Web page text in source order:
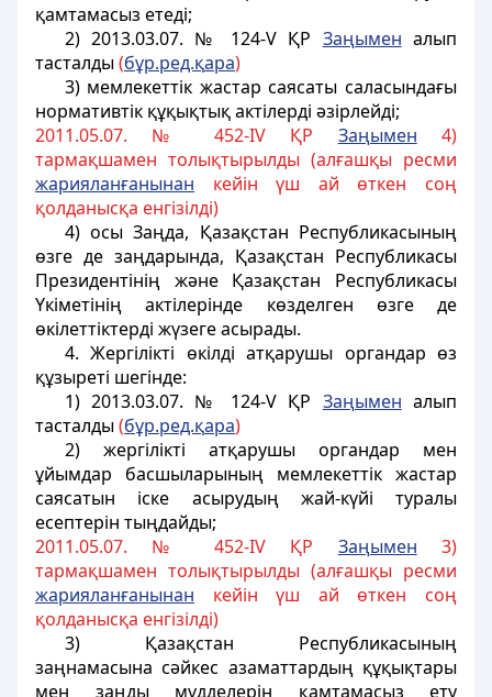
қамтамасыз етеді;
2) 2013.03.07. № 124-V ҚР Заңымен алып
тасталды(бұр.ред.қара)
3) мемлекеттік жастар саясаты саласындағы
нормативтiк құқықтық актілердi әзiрлейдi;
2011.05.07. № 452-IV ҚР Заңымен 4)
тармақшамен толықтырылды (алғашқы ресми
жарияланғанынан кейін үш ай өткен соң
қолданысқа енгізілді)
4) осы Заңда, Қазақстан Республикасының
өзге де заңдарында, Қазақстан Республикасы
Президентінің және Қазақстан Республикасы
Үкіметінің актілерінде көзделген өзге де
өкілеттіктерді жүзеге асырады.
4. Жергілiкті өкілді атқарушы органдар өз
құзыреті шегінде:
1) 2013.03.07. № 124-V ҚР Заңымен алып
тасталды(бұр.ред.қара)
2) жергiлiктi атқарушы органдар мен
ұйымдар басшыларының мемлекеттік жастар
саясатын iске асырудың жай-күйi туралы
есептерiн тыңдайды;
2011.05.07. № 452-IV ҚР Заңымен 3)
тармақшамен толықтырылды (алғашқы ресми
жарияланғанынан кейін үш ай өткен соң
қолданысқа енгізілді)
3) Қазақстан Республикасының
заңнамасына сәйкес азаматтардың құқықтары
мен заңды мүдделерін қамтамасыз ету